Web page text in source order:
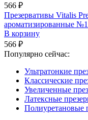
566 ₽
Презервативы Vitalis
ароматизированные
В корзину
566 ₽
Популярно сейчас:
Ультратонкие
Классические
Увеличенные
Латексные
Полиуретановые